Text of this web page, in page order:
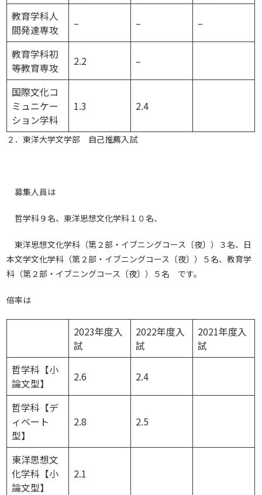
教育学科人
間発達専攻
– – –
教育学科初
等教育専攻
2.2 –
国際文化コ
ミュニケー
ション学科
1.3 2.4
２．東洋大学文学部 自己推薦入試
募集人員は
哲学科９名、東洋思想文化学科１０名、
東洋思想文化学科（第２部・イブニングコース〔夜〕）３名、日
本文学文化学科（第２部・イブニングコース〔夜〕）５名、教育学
科（第２部・イブニングコース〔夜〕）５名 です。
倍率は
2023年度入
試
2022年度入
試
2021年度入
試
哲学科【小
論文型】
2.6 2.4
哲学科【デ
ィベート
型】
2.8 2.5
東洋思想文
化学科【小
論文型】
2.1